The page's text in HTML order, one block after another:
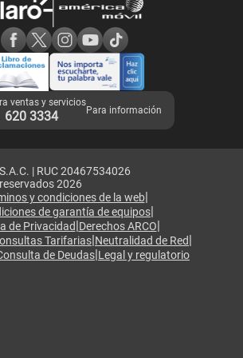
6S y SE
de Tienda Claro
ventas y servicios
620 3334 Para información
| RUC 20467534026
2026
y condiciones de la web|
de garantía de equipos|
de Privacidad|Derechos ARCO|
Tarifarias|Neutralidad de Red|
de Deudas|Legal y regulatorio